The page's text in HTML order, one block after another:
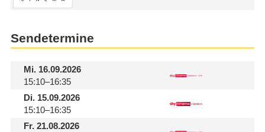
Sendetermine
Mi.16.09.2026
15:10–16:35
Di.15.09.2026
15:10–16:35
Fr.21.08.2026